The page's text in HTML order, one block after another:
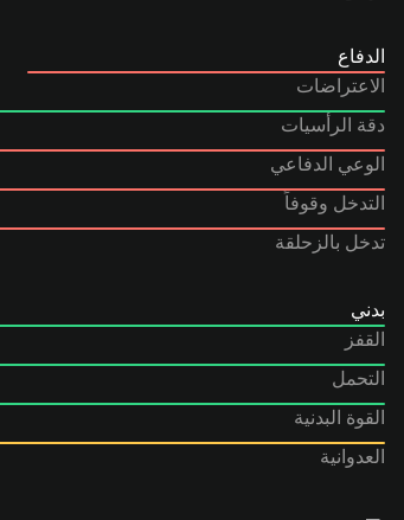
الدفاع
الاعتراضات
دقة الرأسيات
الوعي الدفاعي
التدخل وقوفاً
تدخل بالزحلقة
بدني
القفز
التحمل
القوة البدنية
العدوانية